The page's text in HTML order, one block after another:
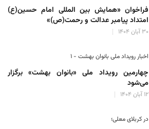
فراخوان «همایش بین المللی امام حسین(ع)
امتداد پیامبر عدالت و رحمت(ص)»
۳۰ آبان ۱۴۰۴
اخبار رویداد ملی بانوان بهشت - ۱
چهارمین رویداد ملی «بانوان بهشت» برگزار
می‌شود
۱۲ آبان ۱۴۰۴
در کربلای معلی؛